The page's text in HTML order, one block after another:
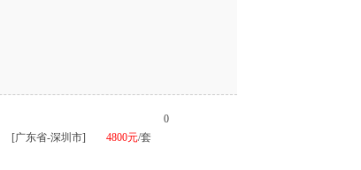
[广东省-深圳市] 4800元/套
0